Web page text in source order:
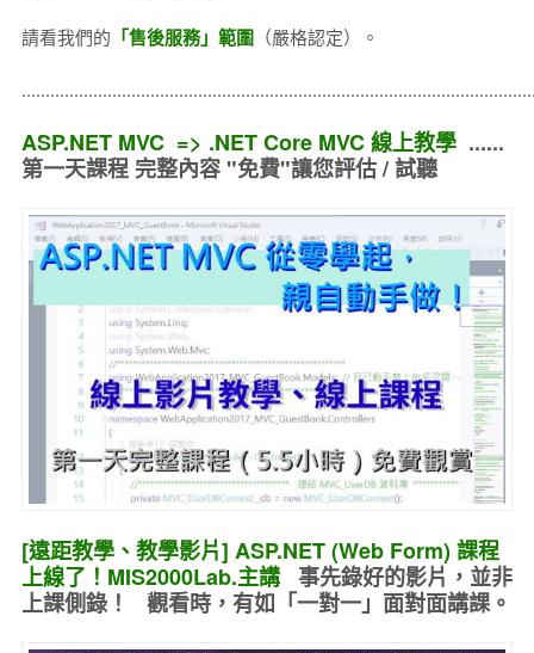
請看我們的 「售後服務」範圍（嚴格認定）。
ASP.NET MVC => .NET Core MVC 線上教學......
第一天課程 完整內容 "免費"讓您評估 / 試聽
[遠距教學、教學影片] ASP.NET (Web Form) 課程
上線了！MIS2000Lab.主講 事先錄好的影片，並非
上課側錄！ 觀看時，有如 「一對一」面對面講課。